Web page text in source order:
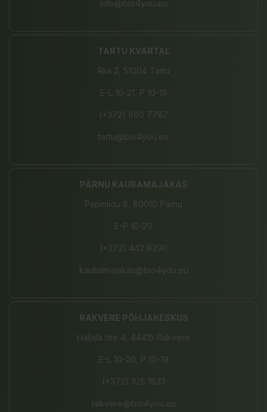
info@bio4you.eu
TARTU KVARTAL
Riia 2, 51004 Tartu
E-L 10-21, P 10-19
(+372) 680 7787
tartu@bio4you.eu
PÄRNU KAUBAMAJAKAS
Papiniidu 8, 80010 Pärnu
E-P 10-20
(+372) 442 9390
kaubamajakas@bio4you.eu
RAKVERE PÕHJAKESKUS
Haljala tee 4, 44415 Rakvere
E-L 10-20, P 10-19
(+372) 325 1833
rakvere@bio4you.eu